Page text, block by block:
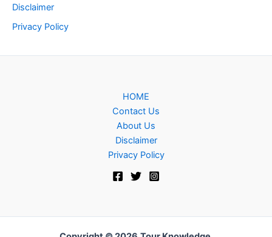
Disclaimer
Privacy Policy
HOME
Contact Us
About Us
Disclaimer
Privacy Policy